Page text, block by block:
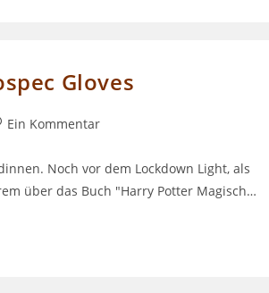
Gloves
Ein Kommentar
Noch vor dem Lockdown Light, als
über das Buch "Harry Potter Magisch…